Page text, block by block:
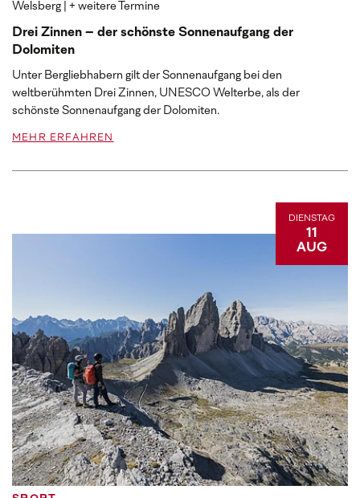
Welsberg | + weitere Termine
Drei Zinnen – der schönste Sonnenaufgang der
Dolomiten
Unter Bergliebhabern gilt der Sonnenaufgang bei den
weltberühmten Drei Zinnen, UNESCO Welterbe, als der
schönste Sonnenaufgang der Dolomiten.
MEHR ERFAHREN
DIENSTAG
11
AUG